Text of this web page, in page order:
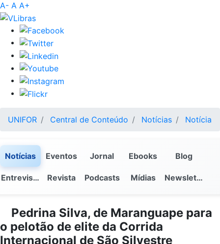
A- A A+
UNIFOR Central de Conteúdo Notícias Notícia
Notícias Eventos Jornal Ebooks Blog
Entrevistas Revista Podcasts Mídias Newsletter
Pedrina Silva, de Maranguape para
o pelotão de elite da Corrida
Internacional de São Silvestre